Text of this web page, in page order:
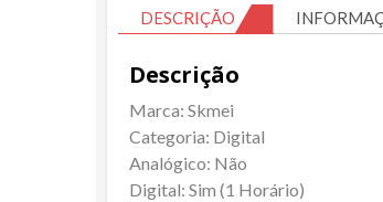
DESCRIÇÃO
Descrição
Marca: Skmei
Categoria: Digital
Analógico: Não
Digital: Sim (1 Horário)